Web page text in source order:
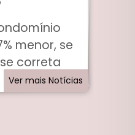
menor, se
correta
Ver mais Notícias